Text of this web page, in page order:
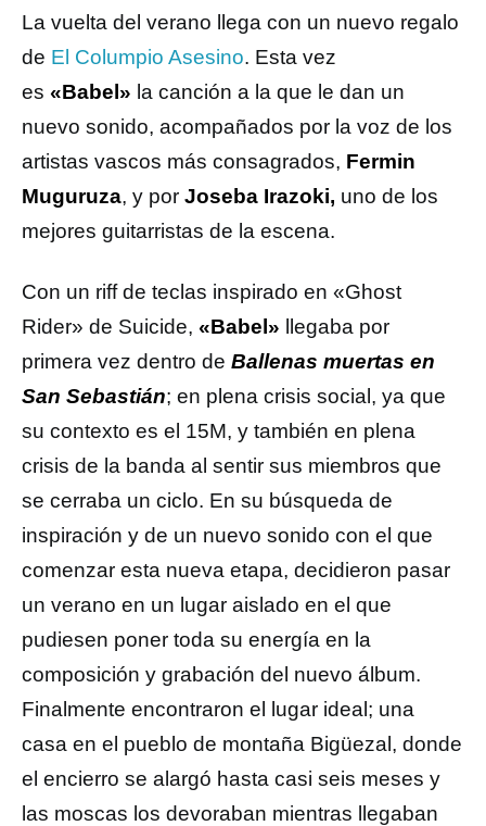
La vuelta del verano llega con un nuevo regalo
de El Columpio Asesino. Esta vez
es «Babel» la canción a la que le dan un
nuevo sonido, acompañados por la voz de los
artistas vascos más consagrados, Fermin
Muguruza, y por Joseba Irazoki, uno de los
mejores guitarristas de la escena.
Con un riff de teclas inspirado en «Ghost
Rider» de Suicide, «Babel»
llegaba por
primera vez dentro de Ballenas muertas en
San Sebastián; en plena crisis social, ya que
su contexto es el 15M, y también en plena
crisis de la banda al sentir sus miembros que
se cerraba un ciclo. En su búsqueda de
inspiración y de un nuevo sonido con el que
comenzar esta nueva etapa, decidieron pasar
un verano en un lugar aislado en el que
pudiesen poner toda su energía en la
composición y grabación del nuevo álbum.
Finalmente encontraron el lugar ideal; una
casa en el pueblo de montaña Bigüezal, donde
el encierro se alargó hasta casi seis meses y
las moscas los devoraban mientras llegaban